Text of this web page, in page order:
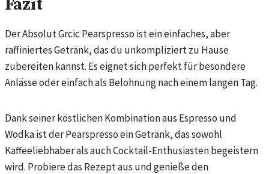
Fazit
Der Absolut Grcic Pearspresso ist ein einfaches, aber
raffiniertes Getränk, das du unkompliziert zu Hause
zubereiten kannst. Es eignet sich perfekt für besondere
Anlässe oder einfach als Belohnung nach einem langen Tag.
Dank seiner köstlichen Kombination aus Espresso und
Wodka ist der Pearspresso ein Getränk, das sowohl
Kaffeeliebhaber als auch Cocktail-Enthusiasten begeistern
wird. Probiere das Rezept aus und genieße den